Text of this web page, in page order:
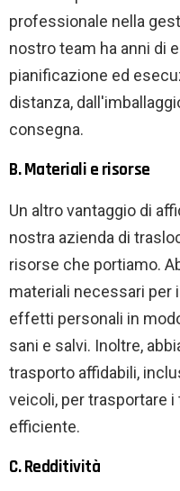
professionale nella
nostro team ha anni di
pianificazione ed
distanza,
consegna.
B. Materiali e risorse
Un altro vantaggio di
nostra azienda di
risorse che portiamo.
materiali necessari per
effetti personali in
sani e salvi. Inoltre,
trasporto affidabili,
veicoli, per trasportare
efficiente.
C. Redditività